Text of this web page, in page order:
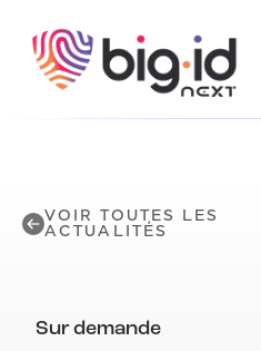
VOIR TOUTES LES
ACTUALITÉS
Sur demande